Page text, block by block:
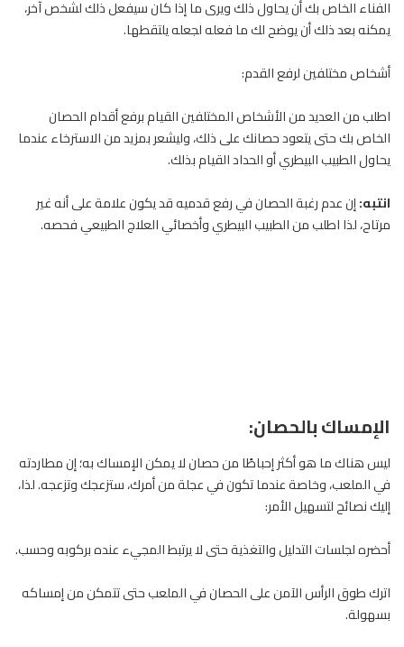
الفناء الخاص بك أن يحاول ذلك ويرى ما إذا كان سيفعل ذلك لشخص آخر،
يمكنه بعد ذلك أن يوضح لك ما فعله لجعله يلتقطها.
أشخاص مختلفين لرفع القدم:
اطلب من العديد من الأشخاص المختلفين القيام برفع أقدام الحصان
الخاص بك حتى يتعود حصانك على ذلك، وليشعر بمزيد من الاسترخاء عندما
يحاول الطبيب البيطري أو الحداد القيام بذلك.
انتبه:إن عدم رغبةالحصانفي رفع قدميه قد يكون علامة على أنه غير
مرتاح، لذا اطلب من الطبيب البيطري وأخصائي العلاج الطبيعي فحصه.
الإمساك بالحصان:
ليس هناك ما هو أكثر إحباطًا من حصان لا يمكن الإمساك به؛ إن مطاردته
في الملعب، وخاصة عندما تكون في عجلة من أمرك، ستزعجك وتزعجه. لذا،
إليك نصائح لتسهيل الأمر:
أحضره لجلسات التدليل والتغذية حتى لا يرتبط المجيء عنده بركوبه وحسب.
اترك طوق الرأس الآمن على الحصان في الملعب حتى تتمكن من إمساكه
بسهولة.